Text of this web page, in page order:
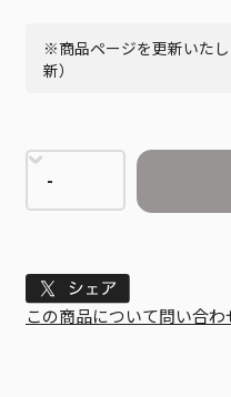
※商品ページを更新いた
新）
Tweet
この商品について問い合わ